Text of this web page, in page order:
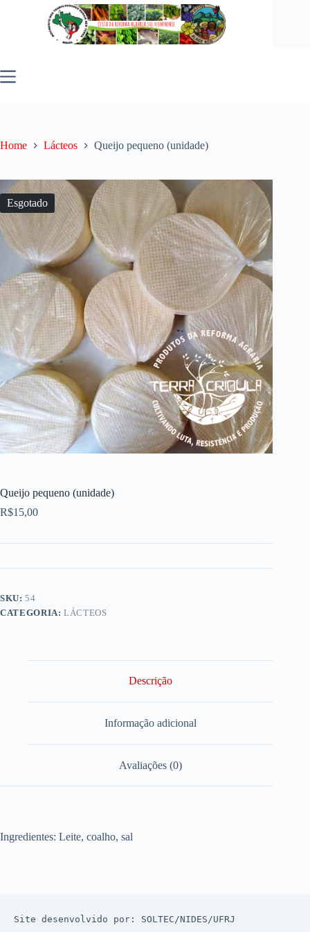
Home Lácteos Queijo pequeno (unidade)
Esgotado
Queijo pequeno (unidade)
R$15,00
SKU:54
CATEGORIA:LÁCTEOS
Descrição
Informação adicional
Avaliações (0)
Ingredientes: Leite, coalho, sal
Site desenvolvido por: SOLTEC/NIDES/UFRJ